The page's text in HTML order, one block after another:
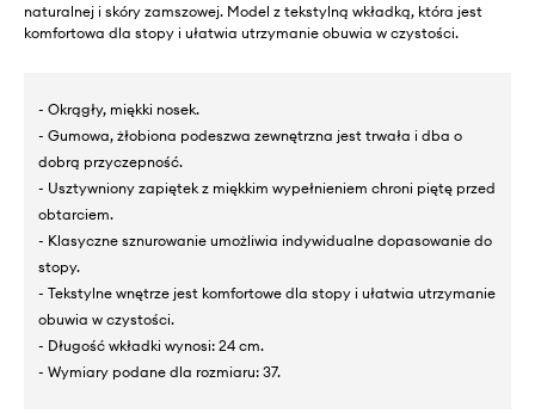
naturalnej i skóry zamszowej. Model z tekstylną wkładką, która jest
komfortowa dla stopy i ułatwia utrzymanie obuwia w czystości.
- Okrągły, miękki nosek.
- Gumowa, żłobiona podeszwa zewnętrzna jest trwała i dba o
dobrą przyczepność.
- Usztywniony zapiętek z miękkim wypełnieniem chroni piętę przed
obtarciem.
- Klasyczne sznurowanie umożliwia indywidualne dopasowanie do
stopy.
- Tekstylne wnętrze jest komfortowe dla stopy i ułatwia utrzymanie
obuwia w czystości.
- Długość wkładki wynosi: 24 cm.
- Wymiary podane dla rozmiaru: 37.